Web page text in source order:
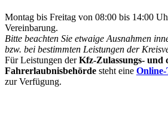
Montag bis Freitag von 08:00 bis 14:00
Vereinbarung.
Bitte beachten Sie etwaige Ausnahmen
bzw. bei bestimmten Leistungen der
Für Leistungen derKfz-Zulassungs- und
Fahrerlaubnisbehörde steht eine
zur Verfügung.